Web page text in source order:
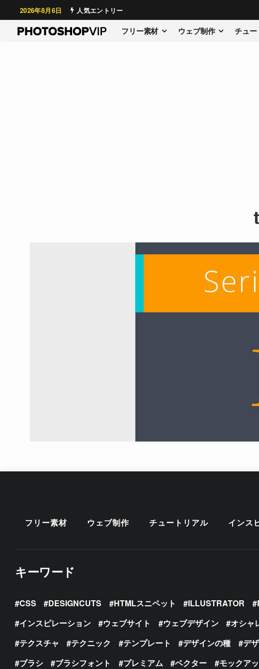
2026年8月6日 人気エントリー
フリー素材 ウェブ制作 チュ
フリー素材 ウェブ制作 チュートリアル インス
キーワード
CSS DESIGNCUTS HTMLスニペット ILLUSTRATOR
インスピレーション
ウェブサイト ウェブデザイン オシャ
テクスチャ
テクニック テンプレート デザインの種 デ
ブラシ
ブラシフォント プレミアム ベクター モックア